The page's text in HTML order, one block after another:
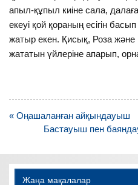
апыл-құпыл киіне сала,
екеуі қой қораның есігін
жатыр екен. Қисық, Роза
жататын үйлеріне апарып,
Навигация
« Оңашаланған айқындауыш
Бастауыш пен
Жаңа мақалалар